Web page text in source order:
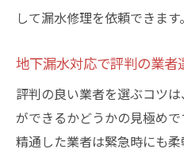
して漏水修理を依頼できます。
地下漏水対応で評判の業者
評判の良い業者を選ぶコツ
ができるかどうかの見極め
精通した業者は緊急時にも柔